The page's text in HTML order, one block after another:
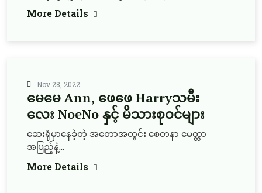
More Details
Nov 28, 2022
မေမေ Ann, ဖေဖေ Harryသမီး
လေး NoeNo နှင့် မိသားစုဝင်များ
ဆေးရုံမှာနေခဲ့တဲ့ အတောအတွင်း စေတနာ မေတ္တာ
အပြည့်နဲ့...
More Details